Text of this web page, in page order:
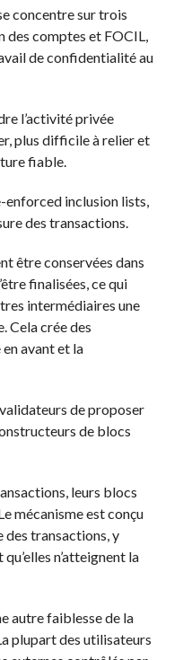
concentre sur trois
comptes et FOCIL,
de confidentialité au
l’activité privée
plus difficile à relier et
fiable.
inclusion lists,
des transactions.
être conservées dans
finalisées, ce qui
intermédiaires une
Cela crée des
avant et la
de proposer
de blocs
leurs blocs
mécanisme est conçu
transactions, y
n’atteignent la
autre faiblesse de la
La plupart des utilisateurs